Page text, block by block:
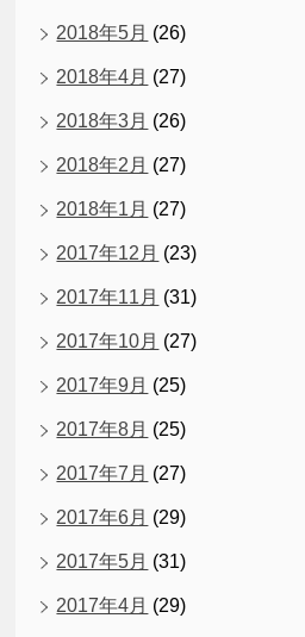
2018年5月 (26)
2018年4月 (27)
2018年3月 (26)
2018年2月 (27)
2018年1月 (27)
2017年12月 (23)
2017年11月 (31)
2017年10月 (27)
2017年9月 (25)
2017年8月 (25)
2017年7月 (27)
2017年6月 (29)
2017年5月 (31)
2017年4月 (29)